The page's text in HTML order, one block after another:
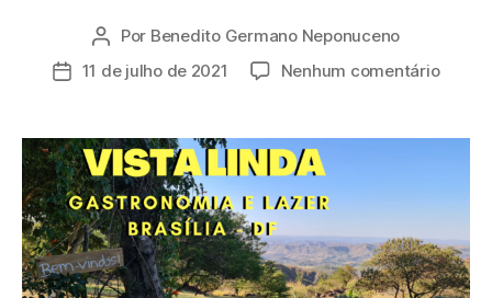
Autor
do
post
Por Benedito Germano Neponuceno
Data11 de julho de 2021 Nenhum comentárioem
–
DF